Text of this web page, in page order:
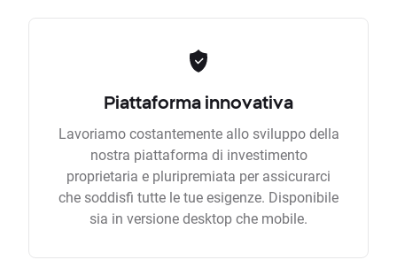
Piattaforma innovativa
Lavoriamo costantemente allo sviluppo della
nostra piattaforma di investimento
proprietaria e pluripremiata per assicurarci
che soddisfi tutte le tue esigenze. Disponibile
sia in versione desktop che mobile.